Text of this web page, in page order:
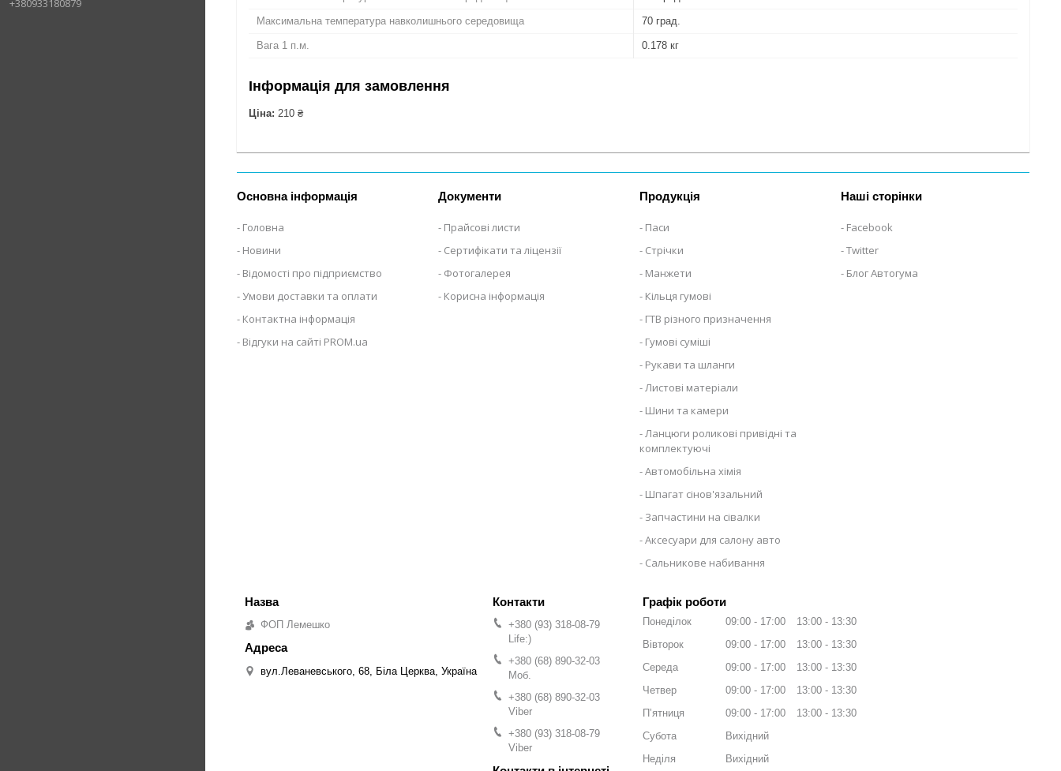
+380933180879
Максимальна температура навколишнього середовища 70 град.
Вага 1 п.м. 0.178 кг
Інформація для замовлення
Ціна: 210 ₴
Основна інформація
Головна
Новини
Відомості про підприємство
Умови доставки та оплати
Контактна інформація
Відгуки на сайті PROM.ua
Документи
Прайсові листи
Сертифікати та ліцензії
Фотогалерея
Корисна інформація
Продукція
Паси
Стрічки
Манжети
Кільця гумові
ГТВ різного призначення
Гумові суміші
Рукави та шланги
Листові матеріали
Шини та камери
Ланцюги роликові привідні та
комплектуючі
Автомобільна хімія
Шпагат сінов'язальний
Запчастини на сівалки
Аксесуари для салону авто
Сальникове набивання
Наші сторінки
Facebook
Twitter
Блог Автогума
ФОП Лемешко
вул.Леваневського, 68, Біла Церква, Україна
+380 (93) 318-08-79
Life:)
+380 (68) 890-32-03
Моб.
+380 (68) 890-32-03
Viber
+380 (93) 318-08-79
Viber
Графік роботи
Понеділок 09:00 17:00 13:00
13:30
Вівторок
09:00 17:00 13:00
13:30
Середа
09:00 17:00 13:00
13:30
Четвер
09:00 17:00 13:00
13:30
Пʼятниця
09:00 17:00 13:00
13:30
Субота
Вихідний
Неділя
Вихідний